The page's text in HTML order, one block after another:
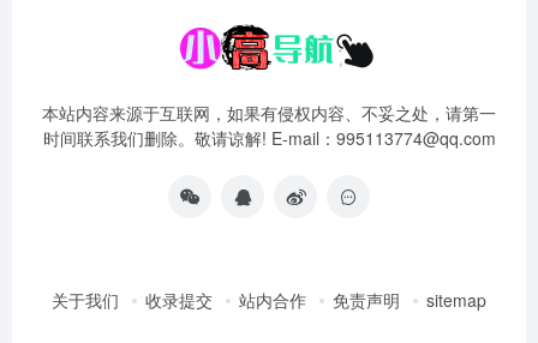
本站内容来源于互联网，如果有侵权内容、不妥之处，请第一
时间联系我们删除。敬请谅解! E-mail：995113774@qq.com
关于我们 收录提交 站内合作 免责声明 sitemap